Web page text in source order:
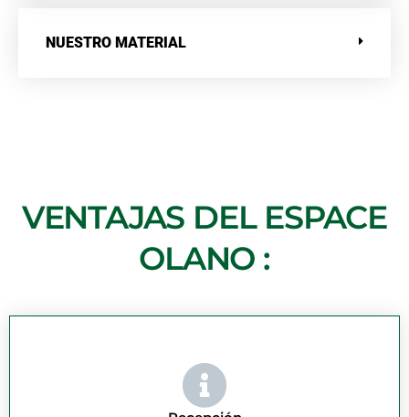
NUESTRO MATERIAL
VENTAJAS DEL ESPACE
OLANO :